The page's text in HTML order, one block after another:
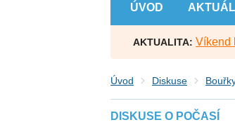
ÚVOD
AKTUALITA: Víkend
Úvod Diskuse
DISKUSE O POČASÍ